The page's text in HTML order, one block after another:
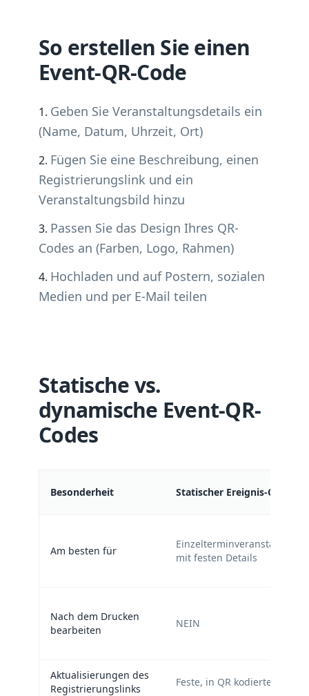
So erstellen Sie einen
Event-QR-Code
Geben Sie Veranstaltungsdetails ein
(Name, Datum, Uhrzeit, Ort)
Fügen Sie eine Beschreibung, einen
Registrierungslink und ein
Veranstaltungsbild hinzu
Passen Sie das Design Ihres QR-
Codes an (Farben, Logo, Rahmen)
Hochladen und auf Postern, sozialen
Medien und per E-Mail teilen
Statische vs.
dynamische Event-QR-
Codes
Besonderheit Statischer Ereignis-QR
Am besten für
mit festen Details
Nach dem Drucken
bearbeiten
NEIN
Aktualisierungen des
Registrierungslinks
Feste, in QR kodierte URL